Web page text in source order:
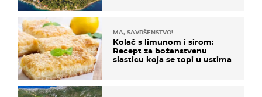
MA, SAVRŠENSTVO!
Kolač s limunom i sirom:
Recept za božanstvenu
slasticu koja se topi u ustima